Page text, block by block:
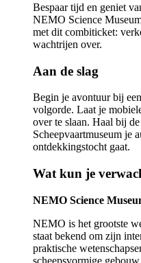
Bespaar tijd en geniet
NEMO Science
met dit combiticket:
wachtrijen over.
Aan de slag
Begin je avontuur bij
volgorde. Laat je
over te slaan. Haal bij
Scheepvaartmuseum je
ontdekkingstocht gaat.
Wat kun je
NEMO Science
NEMO is het grootste
staat bekend om zijn
praktische
scheepsvormige